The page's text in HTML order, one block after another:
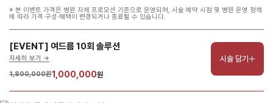
※ 본 이벤트 가격은 병원 자체 프로모션 기준으로 운영되며, 시술 예약 시점 및 병원 운영 정책
에 따라 가격·구성·혜택이 변경되거나 종료될 수 있습니다.
[EVENT] 여드름 10회 솔루션
자세히 보기 ->
1,800,000원1,000,000원
시술 담기